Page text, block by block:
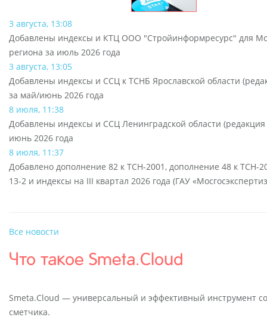
3 августа, 13:08
Добавлены индексы и КТЦ ООО "Стройинформресурс" для
региона за июль 2026 года
3 августа, 13:05
Добавлены индексы и ССЦ к ТСНБ Ярославской области
за май/июнь 2026 года
8 июля, 11:38
Добавлены индексы и ССЦ Ленинградской области (редакция
июнь 2026 года
8 июля, 11:37
Добавлено дополнение 82 к ТСН-2001, дополнение 48 к ТСН-
13-2 и индексы на III квартал 2026 года (ГАУ
Все новости
Что такое Smeta.Cloud
Smeta.Cloud — универсальный и эффективный инструмент
сметчика.